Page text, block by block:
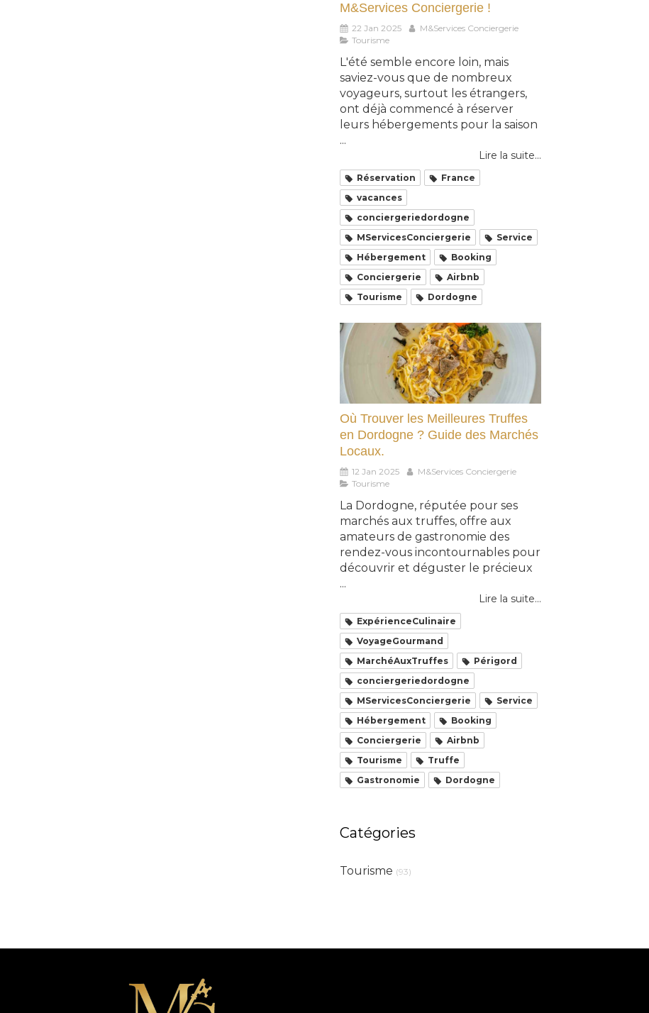
M&Services Conciergerie !
22 Jan 2025
M&Services Conciergerie
Tourisme
L'été semble encore loin, mais
saviez-vous que de nombreux
voyageurs, surtout les étrangers,
ont déjà commencé à réserver
leurs hébergements pour la saison
...
Lire la suite...
Réservation
France
vacances
conciergeriedordogne
MServicesConciergerie
Service
Hébergement
Booking
Conciergerie
Airbnb
Tourisme
Dordogne
Où Trouver les Meilleures Truffes
en Dordogne ? Guide des Marchés
Locaux.
12 Jan 2025
M&Services Conciergerie
Tourisme
La Dordogne, réputée pour ses
marchés aux truffes, offre aux
amateurs de gastronomie des
rendez-vous incontournables pour
découvrir et déguster le précieux
...
Lire la suite...
ExpérienceCulinaire
VoyageGourmand
MarchéAuxTruffes
Périgord
conciergeriedordogne
MServicesConciergerie
Service
Hébergement
Booking
Conciergerie
Airbnb
Tourisme
Truffe
Gastronomie
Dordogne
Catégories
Tourisme (93)